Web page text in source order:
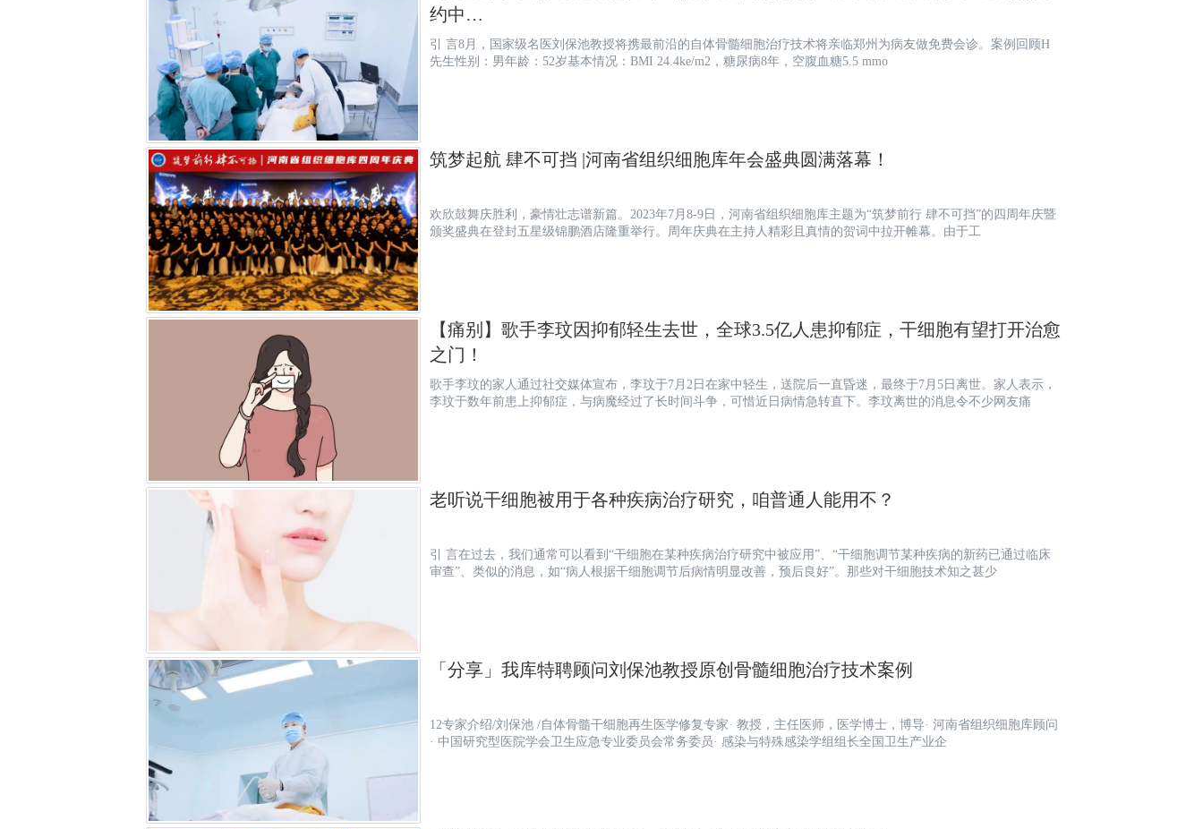
约中…
引 言8月，国家级名医刘保池教授将携最前沿的自体骨髓细胞治疗技术将亲临郑州为病友做免费会诊。案例回顾H
先生性别：男年龄：52岁基本情况：BMI 24.4ke/m2，糖尿病8年，空腹血糖5.5 mmo
筑梦起航 肆不可挡 |河南省组织细胞库年会盛典圆满落幕！
欢欣鼓舞庆胜利，豪情壮志谱新篇。2023年7月8-9日，河南省组织细胞库主题为“筑梦前行 肆不可挡”的四周年庆暨
颁奖盛典在登封五星级锦鹏酒店隆重举行。周年庆典在主持人精彩且真情的贺词中拉开帷幕。由于工
【痛别】歌手李玟因抑郁轻生去世，全球3.5亿人患抑郁症，干细胞有望打开治愈
之门！
歌手李玟的家人通过社交媒体宣布，李玟于7月2日在家中轻生，送院后一直昏迷，最终于7月5日离世。家人表示，
李玟于数年前患上抑郁症，与病魔经过了长时间斗争，可惜近日病情急转直下。李玟离世的消息令不少网友痛
老听说干细胞被用于各种疾病治疗研究，咱普通人能用不？
引 言在过去，我们通常可以看到“干细胞在某种疾病治疗研究中被应用”、“干细胞调节某种疾病的新药已通过临床
审查”、类似的消息，如“病人根据干细胞调节后病情明显改善，预后良好”。那些对干细胞技术知之甚少
「分享」我库特聘顾问刘保池教授原创骨髓细胞治疗技术案例
12专家介绍/刘保池 /自体骨髓干细胞再生医学修复专家· 教授，主任医师，医学博士，博导· 河南省组织细胞库顾问
· 中国研究型医院学会卫生应急专业委员会常务委员· 感染与特殊感染学组组长全国卫生产业企